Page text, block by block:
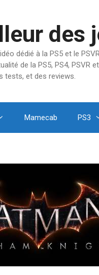
des
dédié à la PS5 et le
de la PS5, PS4, PSVR
tests, et des reviews.
Mamecab PS3